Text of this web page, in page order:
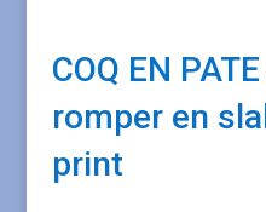
COQ EN
romper en
print